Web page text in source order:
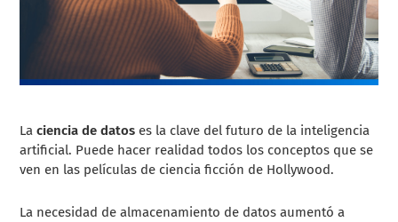
Laciencia de datos es la clave del futuro de la inteligencia
artificial. Puede hacer realidad todos los conceptos que se
ven en las películas de ciencia ficción de Hollywood.
La necesidad de almacenamiento de datos aumentó a